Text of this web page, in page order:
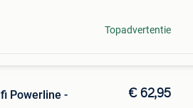
Topadvertentie
Powerline -
€ 62,95